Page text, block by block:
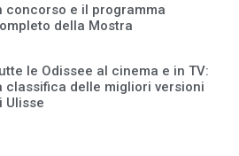
concorso e il programma
della Mostra
le Odissee al cinema e in TV:
classifica delle migliori versioni
Ulisse